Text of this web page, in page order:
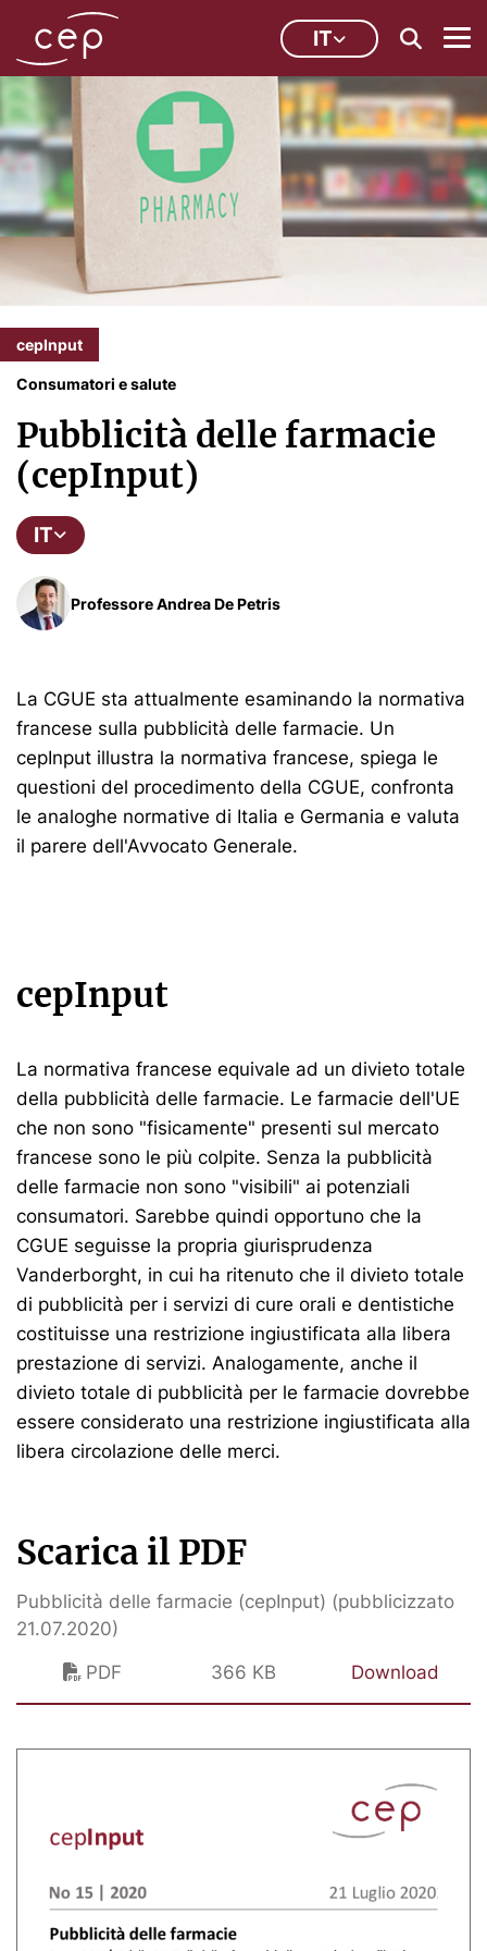
IT
cepInput
Consumatori e salute
Pubblicità delle farmacie
(cepInput)
IT
Professore Andrea De Petris
La CGUE sta attualmente esaminando la normativa
francese sulla pubblicità delle farmacie. Un
cepInput illustra la normativa francese, spiega le
questioni del procedimento della CGUE, confronta
le analoghe normative di Italia e Germania e valuta
il parere dell'Avvocato Generale.
cepInput
La normativa francese equivale ad un divieto totale
della pubblicità delle farmacie. Le farmacie dell'UE
che non sono "fisicamente" presenti sul mercato
francese sono le più colpite. Senza la pubblicità
delle farmacie non sono "visibili" ai potenziali
consumatori. Sarebbe quindi opportuno che la
CGUE seguisse la propria giurisprudenza
Vanderborght, in cui ha ritenuto che il divieto totale
di pubblicità per i servizi di cure orali e dentistiche
costituisse una restrizione ingiustificata alla libera
prestazione di servizi. Analogamente, anche il
divieto totale di pubblicità per le farmacie dovrebbe
essere considerato una restrizione ingiustificata alla
libera circolazione delle merci.
Scarica il PDF
Pubblicità delle farmacie (cepInput) (pubblicizzato
21.07.2020)
PDF
366 KB Download